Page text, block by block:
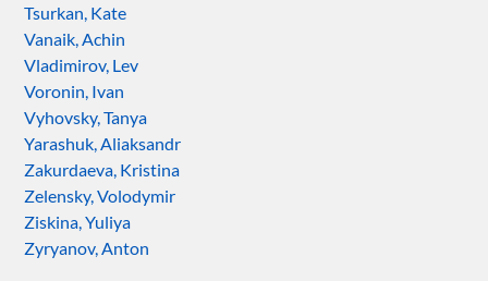
Tsurkan, Kate
Vanaik, Achin
Vladimirov, Lev
Voronin, Ivan
Vyhovsky, Tanya
Yarashuk, Aliaksandr
Zakurdaeva, Kristina
Zelensky, Volodymir
Ziskina, Yuliya
Zyryanov, Anton